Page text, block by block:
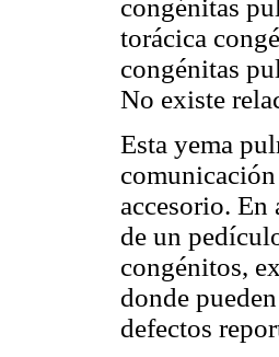
congénitas
torácica
congénitas
No existe
Esta yema
accesorio. En
de un
congénitos,
donde
defectos